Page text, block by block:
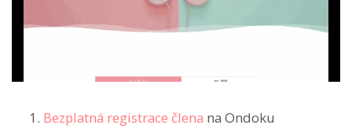
Bezplatná registrace člena na Ondoku